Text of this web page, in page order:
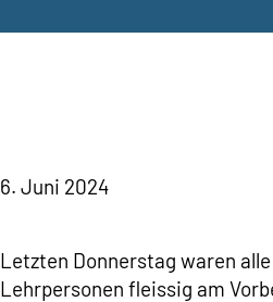
6. Juni 2024
​Letzten Donnerstag waren
Lehrpersonen fleissig am